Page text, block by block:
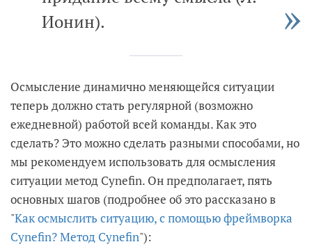
Ионин).
Осмысление динамично меняющейся ситуации
теперь должно стать регулярной (возможно
ежедневной) работой всей команды. Как это
сделать? Это можно сделать разными способами, но
мы рекомендуем использовать для осмысления
ситуации метод Cynefin. Он предполагает, пять
основных шагов (подробнее об это рассказано в
"Как осмыслить ситуацию, с помощью фреймворка
Cynefin? Метод Cynefin"):